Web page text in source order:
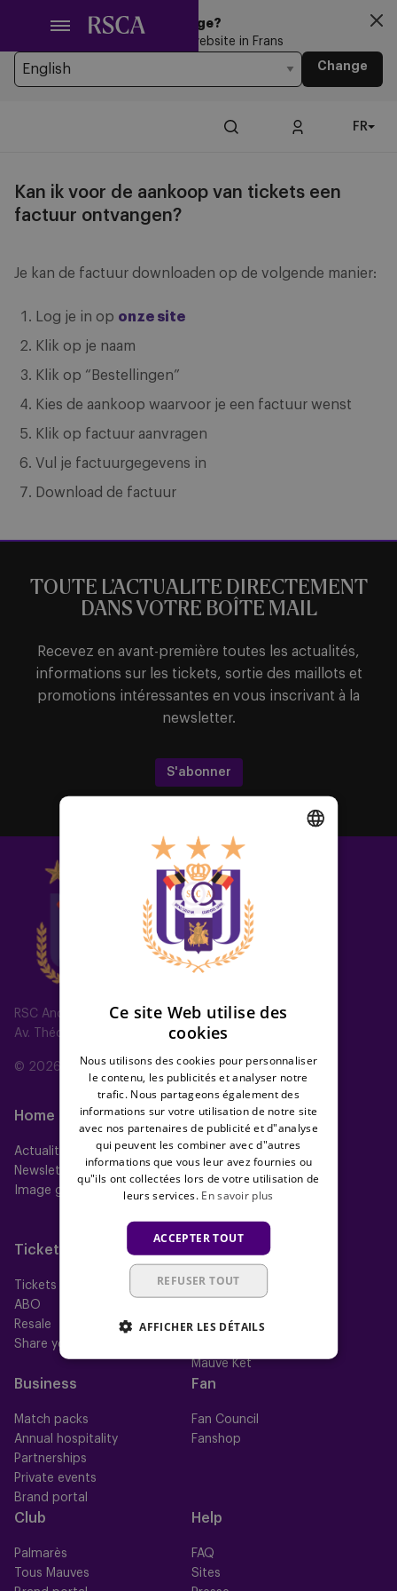
contenu
principal
Looking for another Language?
You’re currently browsing the website in Frans
Change
FR
Kan ik voor de aankoop van tickets een
factuur ontvangen?
Je kan de factuur downloaden op de volgende manier:
Log je in op onze site
Klik op je naam
Klik op “Bestellingen”
Kies de aankoop waarvoor je een factuur wenst
Klik op factuur aanvragen
Vul je factuurgegevens in
Download de factuur
RSC Anderlecht
Av. Théo Verbeeck 2, 1070 Anderlecht, Belgium
© 2026 RSC Anderlecht
Home
Actualités
Newsletter
Image gallery
Équipes
Équipe première
Women
Tickets
Tickets
ABO
Resale
Share your ticket
Memberships
Nos memberships
Mauve+ Silver
Mauve Ket
Business
Match packs
Annual hospitality
Partnerships
Private events
Brand portal
Fan
Fan Council
Fanshop
Club
Palmarès
Tous Mauves
Help
FAQ
Sites
TOUTE L’ACTUALITE DIRECTEMENT
DANS VOTRE BOÎTE MAIL
Recevez en avant-première toutes les actualités,
informations sur les tickets, sortie des maillots et
promotions intéressantes en vous inscrivant à la
newsletter.
S'abonner
Ce site Web utilise des
cookies
Nous utilisons des cookies pour personnaliser
le contenu, les publicités et analyser notre
trafic. Nous partageons également des
informations sur votre utilisation de notre site
avec nos partenaires de publicité et d"analyse
qui peuvent les combiner avec d"autres
informations que vous leur avez fournies ou
qu"ils ont collectées lors de votre utilisation de
leurs services. En savoir plus
ACCEPTER TOUT
REFUSER TOUT
AFFICHER LES DÉTAILS